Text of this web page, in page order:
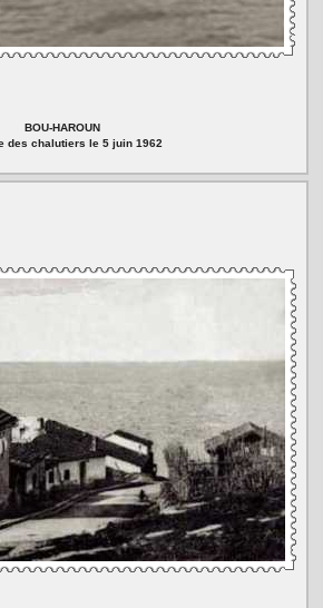
BOU-HAROUN
des chalutiers le 5 juin 1962